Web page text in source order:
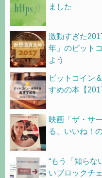
ました
激動すぎた
年」のビット
よう
ビットコイン
すめの本【
映画「ザ・サ
る、いいね！
“もう「知らな
いブロックチ